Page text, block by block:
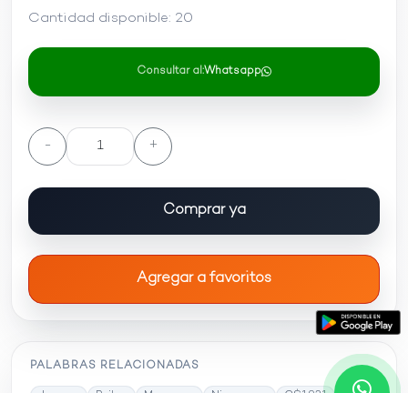
Cantidad disponible: 20
Consultar al:Whatsapp
- +
Comprar ya
Agregar a favoritos
PALABRAS RELACIONADAS